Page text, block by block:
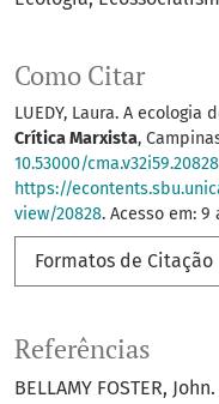
Como Citar
LUEDY, Laura. A
Crítica Marxista,
10.53000/cma.v32i59.20828
https://
view/20828. Acesso em: 9
Formatos de Citação
Referências
BELLAMY FOSTER,